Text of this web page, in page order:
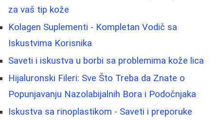
za vaš tip kože
Kolagen Suplementi - Kompletan Vodič sa
Iskustvima Korisnika
Saveti i iskustva u borbi sa problemima kože lica
Hijaluronski Fileri: Sve Što Treba da Znate o
Popunjavanju Nazolabijalnih Bora i Podočnjaka
Iskustva sa rinoplastikom - Saveti i preporuke